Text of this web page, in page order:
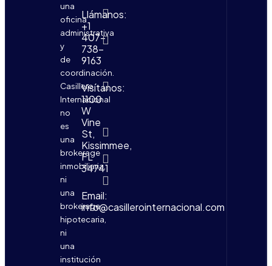
una
oficina
administrativa
y
de
coordinación.
Casillero
Internacional
no
es
una
brokerage
inmobiliaria,
ni
una
brokerage
hipotecaria,
ni
una
institución
Llámanos:
+1
407-
738-
9163
Visítanos:
1100
W
Vine
St,
Kissimmee,
FL
34741
Email:
info@casillerointernacional.com
Fingerprinting
Notario
público